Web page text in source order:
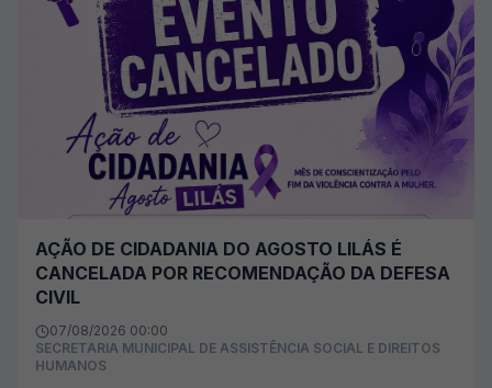
AÇÃO DE CIDADANIA DO AGOSTO LILÁS É
CANCELADA POR RECOMENDAÇÃO DA DEFESA
CIVIL
07/08/2026 00:00
SECRETARIA MUNICIPAL DE ASSISTÊNCIA SOCIAL E DIREITOS
HUMANOS